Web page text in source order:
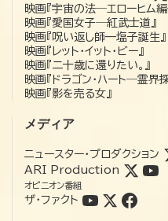
映画『宇宙の法―エローヒム
映画『愛国女子―紅武士道』
映画『呪い返し師—塩子誕生』
映画『レット・イット・ビー』
映画『二十歳に還りたい。』
映画『ドラゴン・ハート―霊界
映画『影を売る女』
メディア
ニュースター・プロダクション
ARI Production
オピニオン番組
ザ・ファクト